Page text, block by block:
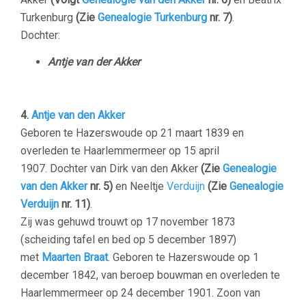
Turkenburg (Zie Genealogie Turkenburg nr. 7).
Dochter:
Antje van der Akker
4. Antje van den Akker
Geboren te Hazerswoude op 21 maart 1839 en
overleden te Haarlemmermeer op 15 april
1907. Dochter van Dirk van den Akker (Zie Genealogie
van den Akkernr. 5) en Neeltje Verduijn (Zie Genealogie
Verduijn nr. 11).
Zij was gehuwd trouwt op 17 november 1873
(scheiding tafel en bed op 5 december 1897)
met Maarten Braat. Geboren te Hazerswoude op 1
december 1842, van beroep bouwman en overleden te
Haarlemmermeer op 24 december 1901. Zoon van